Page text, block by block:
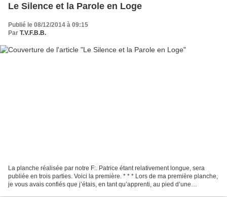
Le Silence et la Parole en Loge
Publié le 08/12/2014 à 09:15
Par T.V.F.B.B.
La planche réalisée par notre F:. Patrice étant relativement longue, sera
publiée en trois parties. Voici la première. * * * Lors de ma première planche,
je vous avais confiés que j’étais, en tant qu’apprenti, au pied d’une